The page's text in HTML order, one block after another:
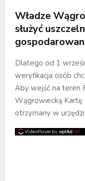
Władze
służyć
Dlatego od 1
weryfikacja osób
Aby wejść na teren
Wągrowiecką Kartę
otrzymany w